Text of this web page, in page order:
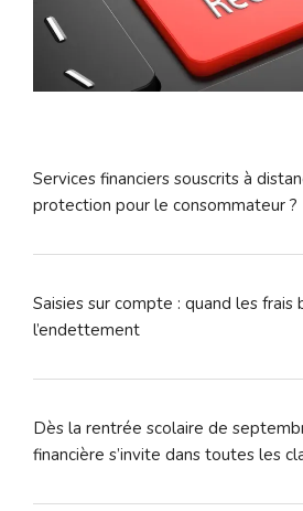
Services financiers souscrits à
protection pour le consommateur ?
Saisies sur compte : quand les frais
l’endettement
Dès la rentrée scolaire de
financière s’invite dans toutes les